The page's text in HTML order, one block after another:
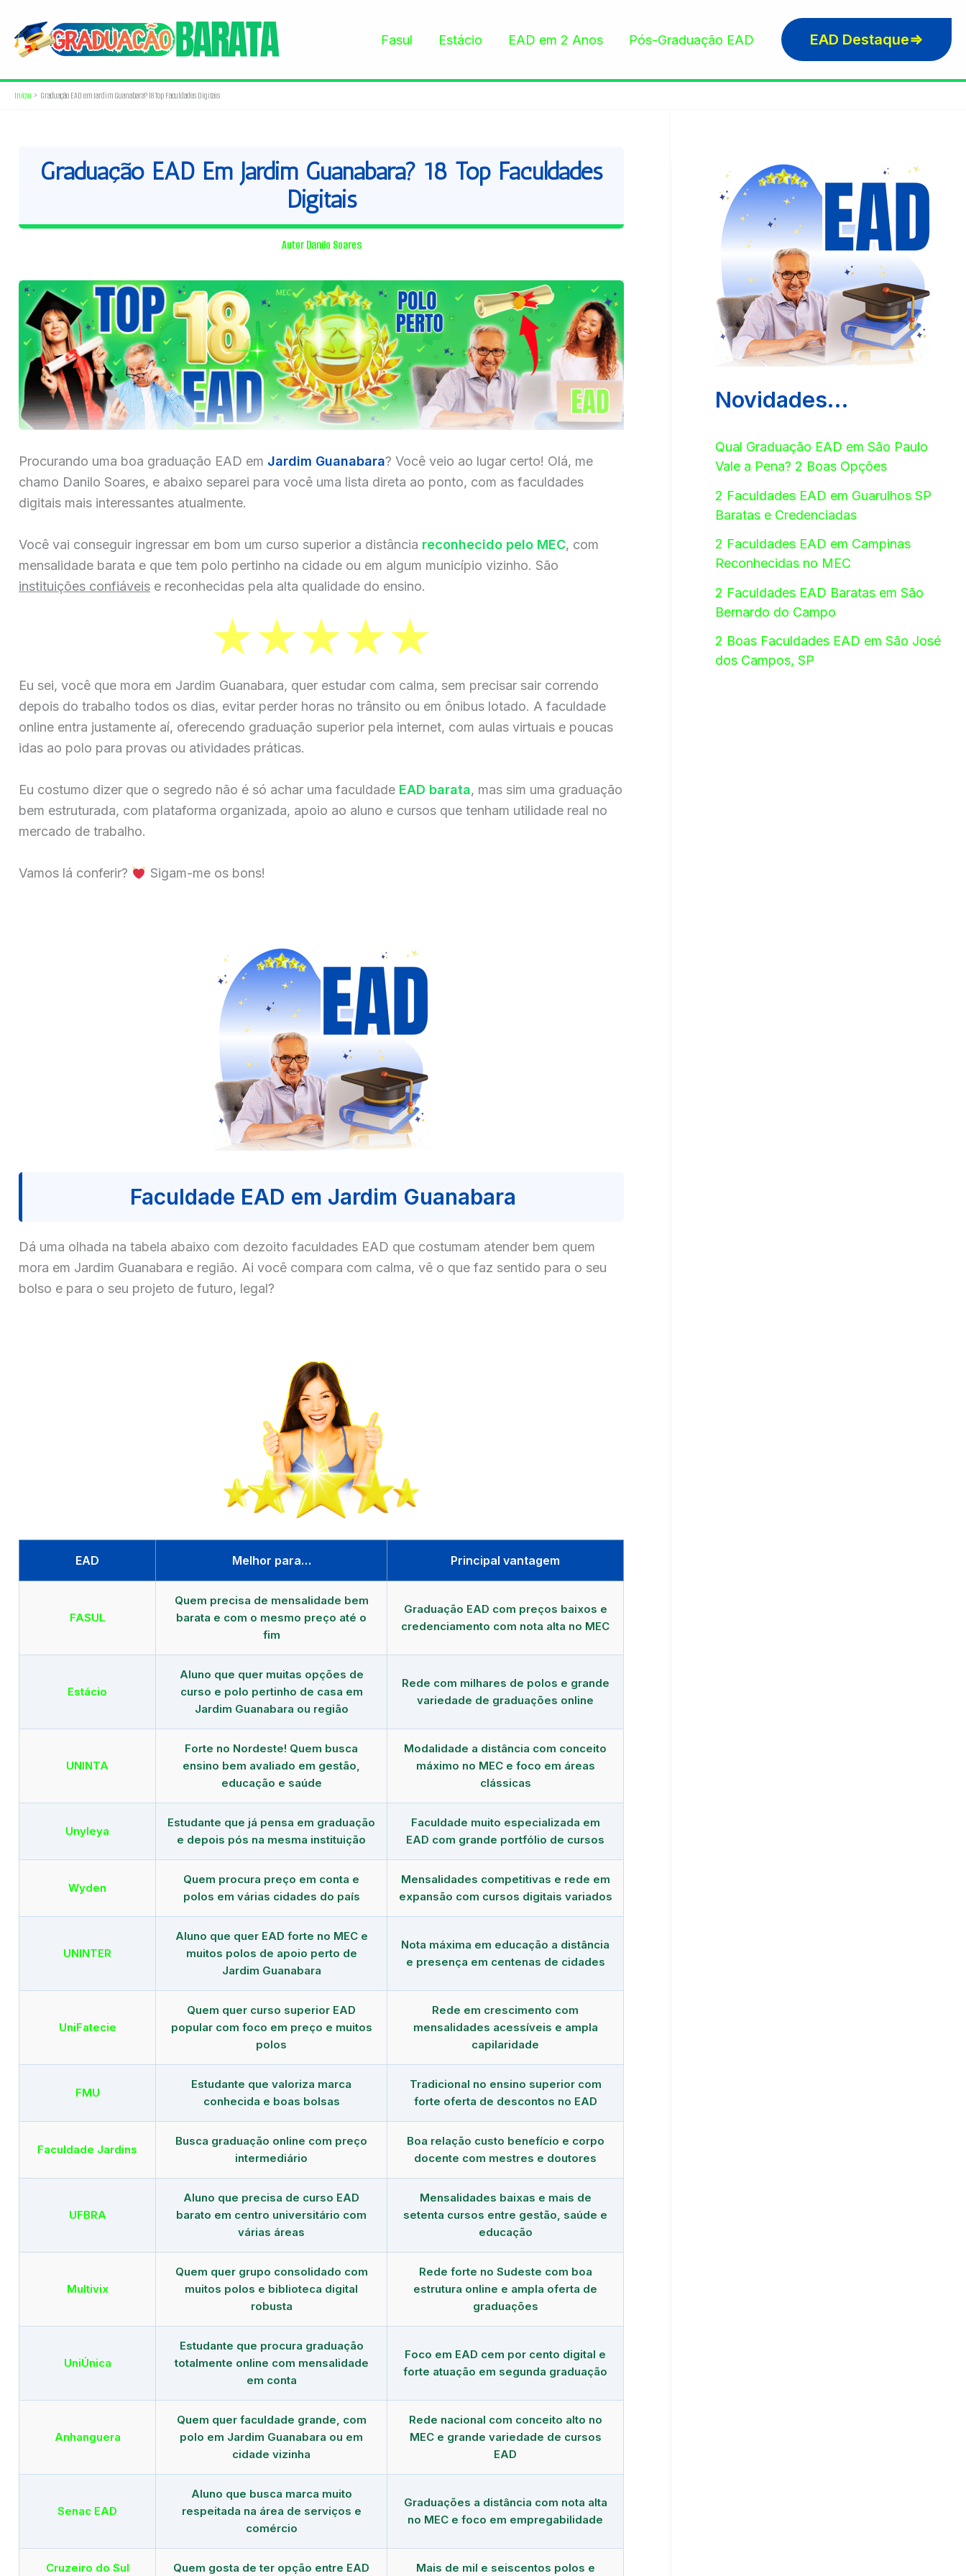
para
Fasul Estácio EAD em 2 Anos Pós-Graduação EAD EAD Destaque⇒
Início Graduação EAD em Jardim Guanabara? 18 Top Faculdades Digitais
Graduação EAD Em Jardim Guanabara? 18 Top Faculdades
Digitais
Autor Danilo Soares
Procurando uma boa graduação EAD em Jardim Guanabara? Você veio ao lugar certo! Olá, me
chamo Danilo Soares, e abaixo separei para você uma lista direta ao ponto, com as faculdades
digitais mais interessantes atualmente.
Você vai conseguir ingressar em bom um curso superior a distância reconhecido pelo MEC, com
mensalidade barata e que tem polo pertinho na cidade ou em algum município vizinho. São
instituições confiáveis e reconhecidas pela alta qualidade do ensino.
Eu sei, você que mora em Jardim Guanabara, quer estudar com calma, sem precisar sair correndo
depois do trabalho todos os dias, evitar perder horas no trânsito ou em ônibus lotado. A faculdade
online entra justamente aí, oferecendo graduação superior pela internet, com aulas virtuais e poucas
idas ao polo para provas ou atividades práticas.
Eu costumo dizer que o segredo não é só achar uma faculdade EAD barata, mas sim uma graduação
bem estruturada, com plataforma organizada, apoio ao aluno e cursos que tenham utilidade real no
mercado de trabalho.
Vamos lá conferir? Sigam-me os bons!
Faculdade EAD em Jardim Guanabara
Dá uma olhada na tabela abaixo com dezoito faculdades EAD que costumam atender bem quem
mora em Jardim Guanabara e região. Ai você compara com calma, vê o que faz sentido para o seu
bolso e para o seu projeto de futuro, legal?
EAD Melhor para… Principal vantagem
FASUL
Quem precisa de mensalidade bem
barata e com o mesmo preço até o
fim
Graduação EAD com preços baixos e
credenciamento com nota alta no MEC
Estácio
Aluno que quer muitas opções de
curso e polo pertinho de casa em
Jardim Guanabara ou região
Rede com milhares de polos e grande
variedade de graduações online
UNINTA
Forte no Nordeste! Quem busca
ensino bem avaliado em gestão,
educação e saúde
Modalidade a distância com conceito
máximo no MEC e foco em áreas
clássicas
Unyleya
Estudante que já pensa em graduação
e depois pós na mesma instituição
Faculdade muito especializada em
EAD com grande portfólio de cursos
Wyden
Quem procura preço em conta e
polos em várias cidades do país
Mensalidades competitivas e rede em
expansão com cursos digitais variados
UNINTER
Aluno que quer EAD forte no MEC e
muitos polos de apoio perto de
Jardim Guanabara
Nota máxima em educação a distância
e presença em centenas de cidades
UniFatecie
Quem quer curso superior EAD
popular com foco em preço e muitos
polos
Rede em crescimento com
mensalidades acessíveis e ampla
capilaridade
FMU
Estudante que valoriza marca
conhecida e boas bolsas
Tradicional no ensino superior com
forte oferta de descontos no EAD
Faculdade Jardins
Busca graduação online com preço
intermediário
Boa relação custo benefício e corpo
docente com mestres e doutores
UFBRA
Aluno que precisa de curso EAD
barato em centro universitário com
várias áreas
Mensalidades baixas e mais de
setenta cursos entre gestão, saúde e
educação
Multivix
Quem quer grupo consolidado com
muitos polos e biblioteca digital
robusta
Rede forte no Sudeste com boa
estrutura online e ampla oferta de
graduações
UniÚnica
Estudante que procura graduação
totalmente online com mensalidade
em conta
Foco em EAD cem por cento digital e
forte atuação em segunda graduação
Anhanguera
Quem quer faculdade grande, com
polo em Jardim Guanabara ou em
cidade vizinha
Rede nacional com conceito alto no
MEC e grande variedade de cursos
EAD
Senac EAD
Aluno que busca marca muito
respeitada na área de serviços e
comércio
Graduações a distância com nota alta
no MEC e foco em empregabilidade
Cruzeiro do Sul Quem gosta de ter opção entre EAD Mais de mil e seiscentos polos e
Novidades…
Qual Graduação EAD em São Paulo
Vale a Pena? 2 Boas Opções
2 Faculdades EAD em Guarulhos SP
Baratas e Credenciadas
2 Faculdades EAD em Campinas
Reconhecidas no MEC
2 Faculdades EAD Baratas em São
Bernardo do Campo
2 Boas Faculdades EAD em São José
dos Campos, SP